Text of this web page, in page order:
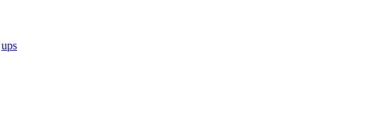
ups